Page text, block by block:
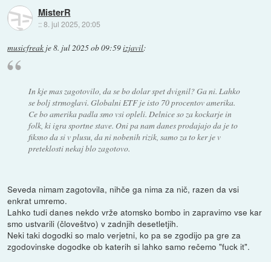
MisterR
::8. jul 2025, 20:05
musicfreak je8. jul 2025 ob 09:59izjavil:
In kje mas zagotovilo, da se bo dolar spet dvignil? Ga ni. Lahko
se bolj strmoglavi. Globalni ETF je isto 70 procentov amerika.
Ce bo amerika padla smo vsi opleli. Delnice so za kockarje in
folk, ki igra sportne stave. Oni pa nam danes prodajajo da je to
fiksno da si v plusu, da ni nobenih rizik, samo za to ker je v
preteklosti nekaj blo zagotovo.
Seveda nimam zagotovila, nihče ga nima za nič, razen da vsi
enkrat umremo.
Lahko tudi danes nekdo vrže atomsko bombo in zapravimo vse kar
smo ustvarili (človeštvo) v zadnjih desetletjih.
Neki taki dogodki so malo verjetni, ko pa se zgodijo pa gre za
zgodovinske dogodke ob katerih si lahko samo rečemo "fuck it".